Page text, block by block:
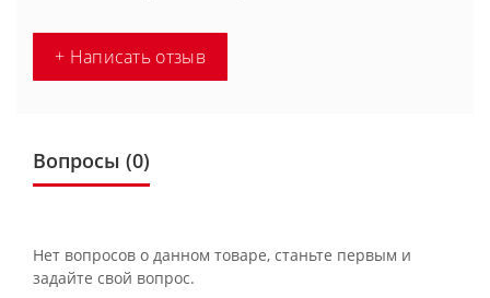
+ Написать отзыв
Вопросы (0)
Нет вопросов о данном товаре, станьте первым и
задайте свой вопрос.